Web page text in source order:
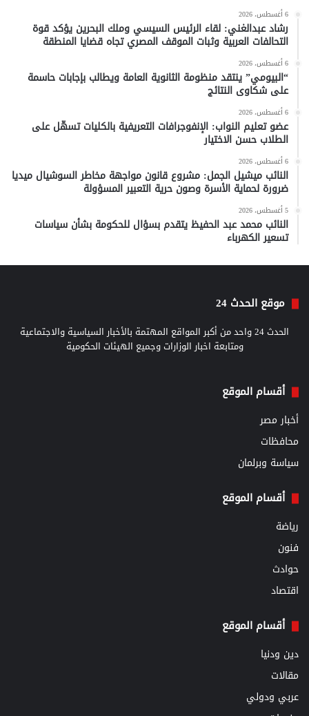
6 أغسطس، 2026
رشاد عبدالغني: لقاء الرئيس السيسي وملك البحرين يؤكد قوة
التحالفات العربية وثبات الموقف المصري تجاه قضايا المنطقة
6 أغسطس، 2026
“البيومي” ينتقد منظومة الثانوية العامة ويطالب بإجابات حاسمة
على شكاوى النتائج
6 أغسطس، 2026
عضو تعليم النواب: الإنفوجرافات التعريفية بالكليات تسهّل على
الطلاب حسن الاختيار
6 أغسطس، 2026
النائب ميشيل الجمل: مشروع قانون مواجهة مخاطر السوشيال ميديا
ضرورة لحماية الأسرة وصون حرية التعبير المسؤولة
5 أغسطس، 2026
النائب محمد عبد الحفيظ يتقدم بسؤال للحكومة بشأن سياسات
تسعير الكهرباء
موقع الحدث 24
الحدث 24 واحد من أكبر المواقع المهتمة بالأخبار السياسية والاجتماعية
ومتابعة اخبار الوزارات وجميع الهيئات الحكومية
أقسام الموقع
أخبار مصر
محافظات
سياسة وبرلمان
أقسام الموقع
رياضة
فنون
حوادث
اقتصاد
أقسام الموقع
دين ودنيا
مقالات
عربي ودولي